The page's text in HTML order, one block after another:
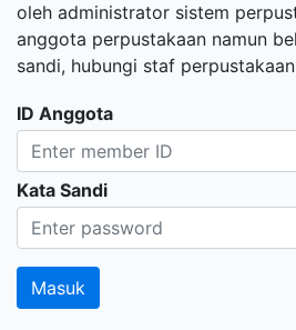
oleh administrator sistem
anggota perpustakaan namun
sandi, hubungi staf
ID Anggota
Kata Sandi